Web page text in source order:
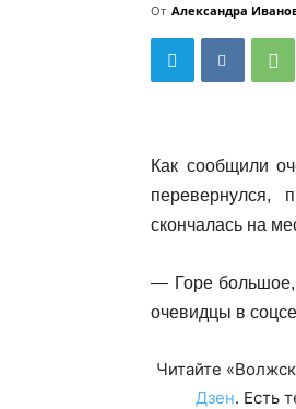
От Александра
Как сообщили
перевернулся,
скончалась на
— Горе большое,
очевидцы в
Читайте
Дзен. Есть